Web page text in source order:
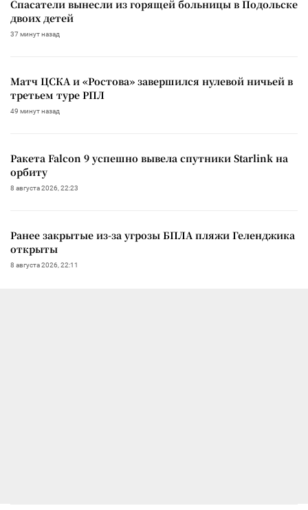
Спасатели вынесли из горящей больницы в Подольске
двоих детей
37 минут назад
Матч ЦСКА и «Ростова» завершился нулевой ничьей в
третьем туре РПЛ
49 минут назад
Ракета Falcon 9 успешно вывела спутники Starlink на
орбиту
8 августа 2026, 22:23
Ранее закрытые из-за угрозы БПЛА пляжи Геленджика
открыты
8 августа 2026, 22:11